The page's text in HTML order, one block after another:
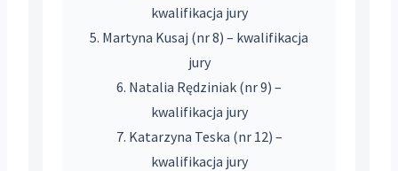
kwalifikacja jury
5. Martyna Kusaj (nr 8) – kwalifikacja
jury
6. Natalia Rędziniak (nr 9) –
kwalifikacja jury
7. Katarzyna Teska (nr 12) –
kwalifikacja jury